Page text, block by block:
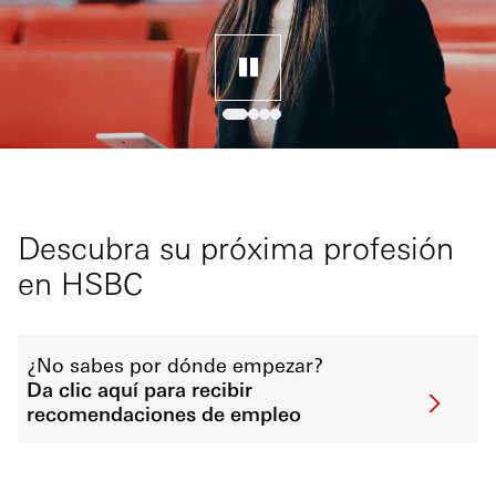
Descubra su próxima profesión
en HSBC
¿No sabes por dónde empezar?
Da clic aquí para recibir
recomendaciones de empleo